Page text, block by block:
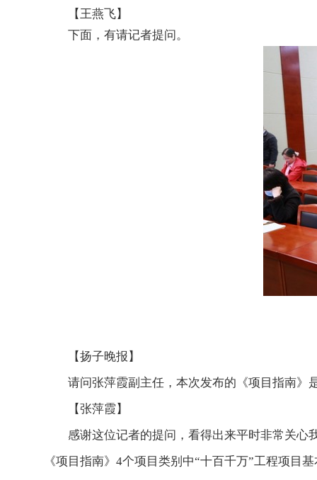
【王燕飞】
下面，有请记者提问。
【扬子晚报】
请问张萍霞副主任，本次发布的《项目指南》
【张萍霞】
感谢这位记者的提问，看得出来平时非常关心
《项目指南》4个项目类别中“十百千万”工程项目